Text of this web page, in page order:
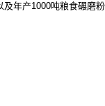
年产1000吨粮食碾磨粉